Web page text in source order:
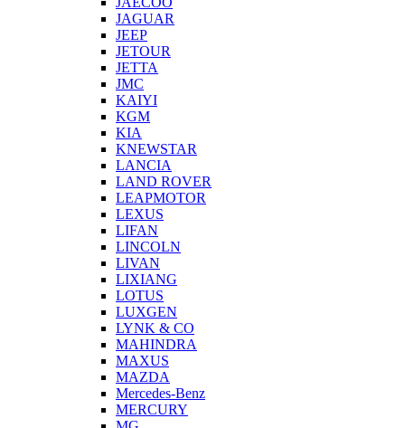
JAGUAR
JEEP
JETOUR
JETTA
JMC
KAIYI
KGM
KIA
KNEWSTAR
LANCIA
LAND ROVER
LEAPMOTOR
LEXUS
LIFAN
LINCOLN
LIVAN
LIXIANG
LOTUS
LUXGEN
LYNK & CO
MAHINDRA
MAXUS
MAZDA
Mercedes-Benz
MERCURY